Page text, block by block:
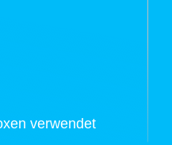
verwendet